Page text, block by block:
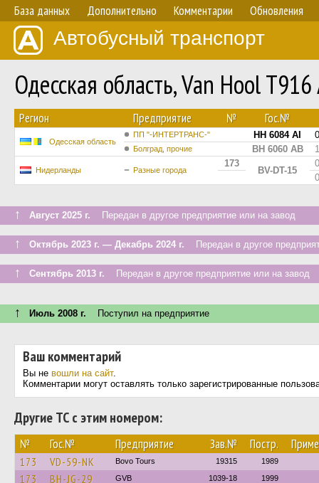
База данных Дополнительно Комментарии Обновления
Автобусный транспорт
Одесская область, Van Hool
Регион Предприятие № Гос.№
Одесская область
ПП "-ИНТЕРТРАНС-" HH 6084 AI
Болград, прочие BH 6060 AB
Нидерланды Разные города
173
BV-DT-15
↑ Август 2025 г. Передан в другое предприятие или на завод
↑ Октябрь 2023 г. — Декабрь 2024 г. Передан в другое
↑ Сентябрь 2013 г. Передан в другое предприятие или на завод
↑ Июль 2008 г. Поступил на предприятие
Ваш комментарий
Вы не вошли на сайт.
Комментарии могут оставлять только зарегистрированные
Другие ТС с этим номером:
№ Гос.№ Предприятие Зав.№ Постр.
173 VD-59-NK Bovo Tours 19315 1989
173 BH-JG-29 GVB 1039-18 1999